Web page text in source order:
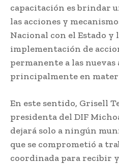
capacitación es brindar
las acciones y
Nacional con el Estado y
implementación de
permanente a las
principalmente en
En este sentido, Grisell
presidenta del DIF
dejará solo a ningún
que se comprometió a
coordinada para recibir